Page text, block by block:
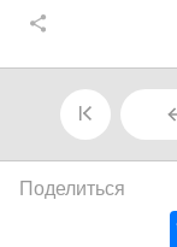
Поделиться